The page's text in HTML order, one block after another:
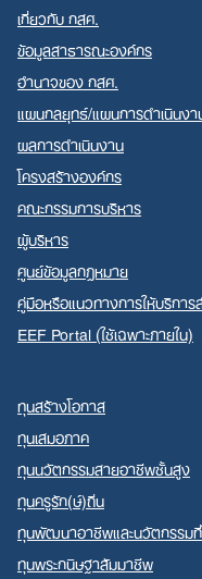
เกี่ยวกับ กสศ.
ข้อมูลสาธารณะองค์กร
อำนาจของ กสศ.
แผนกลยุทธ์/แผนการดำเนินง
ผลการดำเนินงาน
โครงสร้างองค์กร
คณะกรรมการบริหาร
ผู้บริหาร
ศูนย์ข้อมูลกฎหมาย
คู่มือหรือแนวทางการให้บริก
EEF Portal (ใช้เฉพาะภายใน)
ทุนสร้างโอกาส
ทุนเสมอภาค
ทุนนวัตกรรมสายอาชีพชั้นสูง
ทุนครูรัก(ษ์)ถิ่น
ทุนพัฒนาอาชีพและนวัตกรรมที่
ทุนพระกนิษฐาสัมมาชีพ